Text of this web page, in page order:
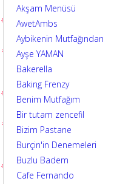
Akşam Menüsü
AwetAmbs
Aybikenin Mutfağından
Ayşe YAMAN
Bakerella
Baking Frenzy
Benim Mutfağım
Bir tutam zencefil
Bizim Pastane
Burçin'in Denemeleri
Buzlu Badem
Cafe Fernando